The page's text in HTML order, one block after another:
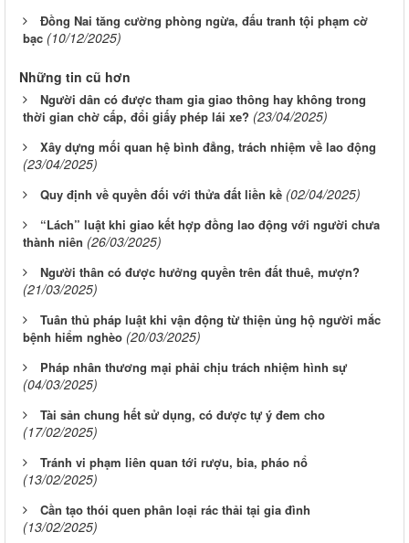
Đồng Nai tăng cường phòng ngừa, đấu tranh tội phạm cờ
bạc (10/12/2025)
Những tin cũ hơn
Người dân có được tham gia giao thông hay không trong
thời gian chờ cấp, đổi giấy phép lái xe? (23/04/2025)
Xây dựng mối quan hệ bình đẳng, trách nhiệm về lao động
(23/04/2025)
Quy định về quyền đối với thửa đất liền kề (02/04/2025)
“Lách” luật khi giao kết hợp đồng lao động với người chưa
thành niên (26/03/2025)
Người thân có được hưởng quyền trên đất thuê, mượn?
(21/03/2025)
Tuân thủ pháp luật khi vận động từ thiện ủng hộ người mắc
bệnh hiểm nghèo (20/03/2025)
Pháp nhân thương mại phải chịu trách nhiệm hình sự
(04/03/2025)
Tài sản chung hết sử dụng, có được tự ý đem cho
(17/02/2025)
Tránh vi phạm liên quan tới rượu, bia, pháo nổ
(13/02/2025)
Cần tạo thói quen phân loại rác thải tại gia đình
(13/02/2025)